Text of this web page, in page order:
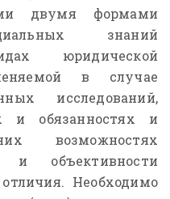
двумя формами
знаний
юридической
в случае
исследований,
и обязанностях и
возможностях
и объективности
Необходимо